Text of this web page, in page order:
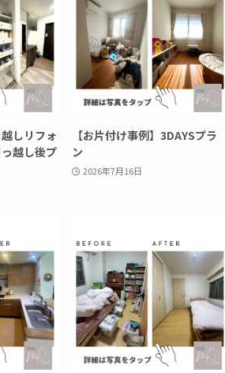
しリフォ
越し後プ
【お片付け事例】3DAYSプラ
ン
2026年7月16日